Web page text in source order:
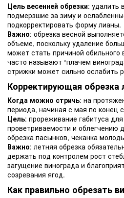
Цель весенней обрезки: удалить
подмерзшие за зиму и
подкорректировать форму лианы.
Важно: обрезка весной
объеме, поскольку удаление
может стать причиной обильного
часто называют “плачем
стрижки может сильно ослабить
Корректирующая обрезка
Когда можно стричь: на
периода, начиная с мая по конец
Цель: прореживание габитуса
проветриваемости и облегчению
обрезка пасынков, чеканка
Важно: летняя обрезка
держать под контролем рост
загущение винограда и
созревания ягод.
Как правильно обрезать